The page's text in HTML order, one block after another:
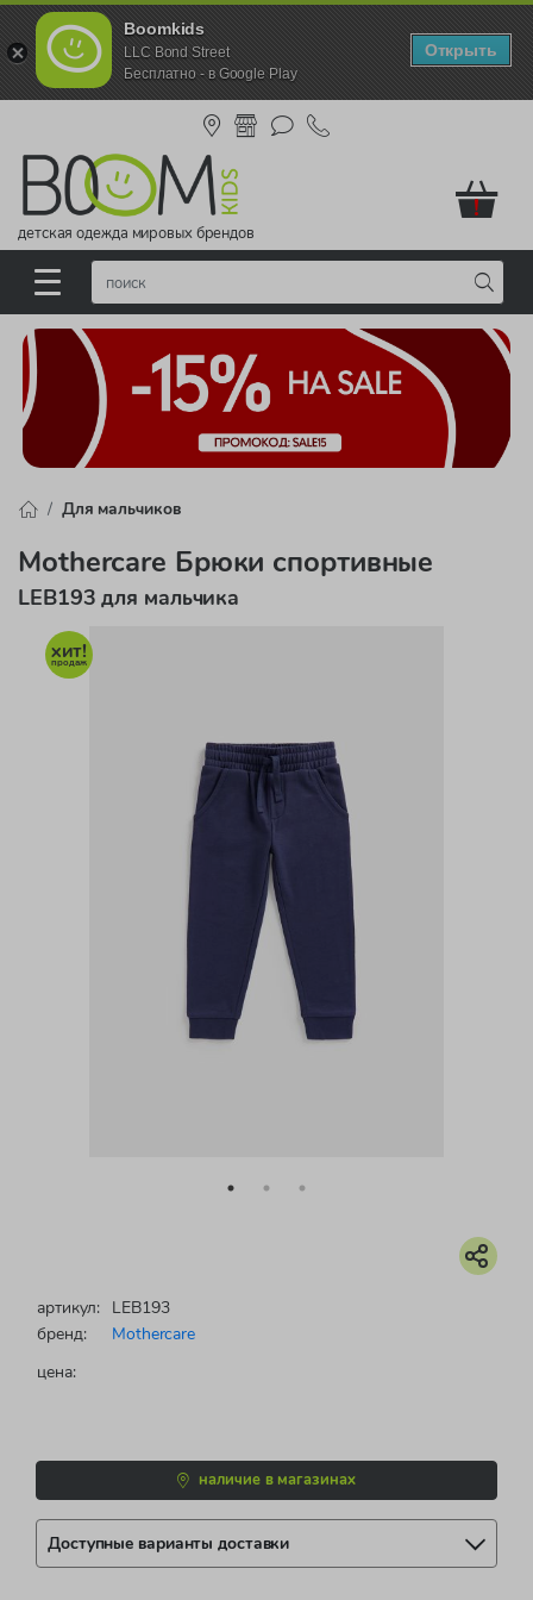
Boomkids
LLC Bond Street
Бесплатно - в Google Play
Открыть
детская одежда мировых брендов
!
Для мальчиков
Mothercare Брюки спортивные
LEB193 для мальчика
артикул: LEB193
бренд:
Mothercare
цена:
наличие в магазинах
Доступные варианты доставки